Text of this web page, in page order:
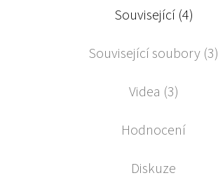
Související (4)
Související soubory (3)
Videa (3)
Hodnocení
Diskuze